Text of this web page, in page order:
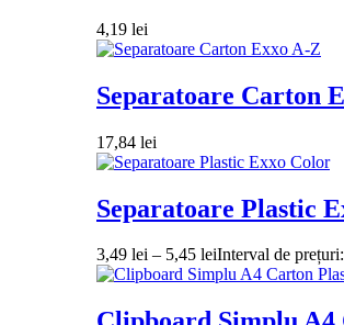
4,19 lei
Separatoare Carton
17,84 lei
Separatoare Plastic
3,49 lei – 5,45 leiInterval de